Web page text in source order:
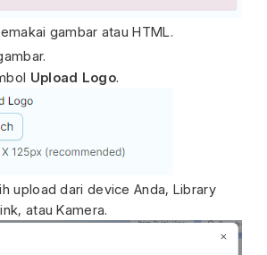
gambar atau HTML.
Upload Logo.
upload dari device Anda, Library
atau Kamera.